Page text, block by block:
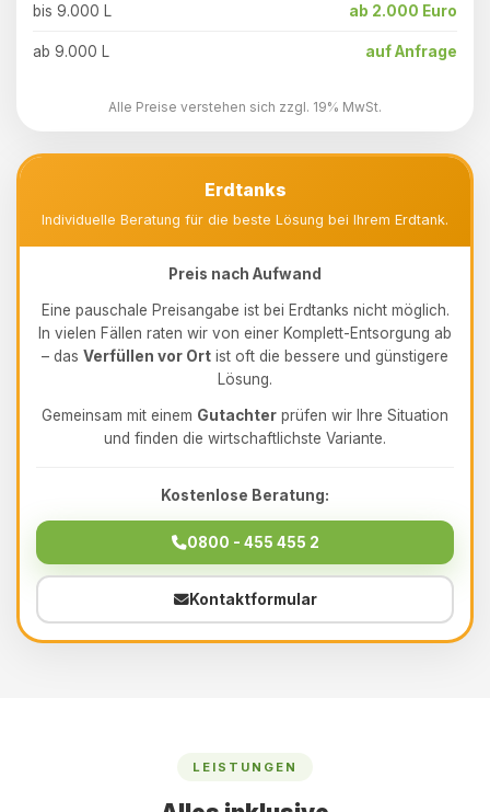
bis 9.000 L ab 2.000 Euro
ab 9.000 L auf Anfrage
Alle Preise verstehen sich zzgl. 19% MwSt.
Erdtanks
Individuelle Beratung für die beste Lösung bei Ihrem Erdtank.
Preis nach Aufwand
Eine pauschale Preisangabe ist bei Erdtanks nicht möglich.
In vielen Fällen raten wir von einer Komplett-Entsorgung ab
– das Verfüllen vor Ort ist oft die bessere und günstigere
Lösung.
Gemeinsam mit einem Gutachter prüfen wir Ihre Situation
und finden die wirtschaftlichste Variante.
Kostenlose Beratung:
0800 - 455 455 2
Kontaktformular
LEISTUNGEN